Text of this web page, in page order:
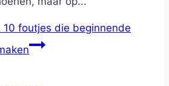
10 foutjes die beginnende